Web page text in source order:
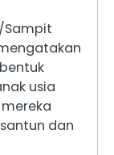
Sampit
usia
dan